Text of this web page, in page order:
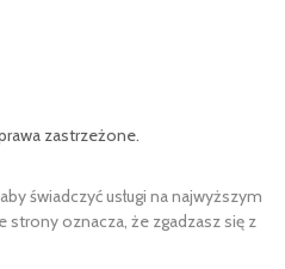
zastrzeżone.
świadczyć usługi na najwyższym
oznacza, że zgadzasz się z